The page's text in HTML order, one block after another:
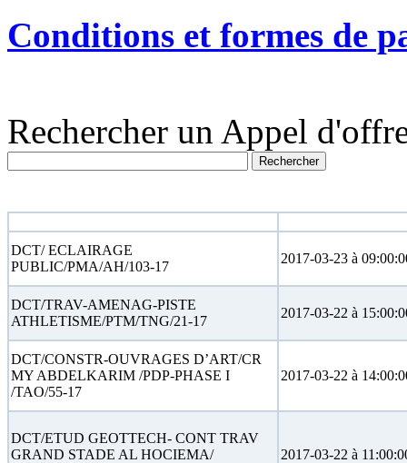
Conditions et formes de
Rechercher un Appel
DCT/ ECLAIRAGE
PUBLIC/PMA/AH/103-17
2017-03-23 à
DCT/TRAV-AMENAG-PISTE
ATHLETISME/PTM/TNG/21-17
2017-03-22 à
DCT/CONSTR-OUVRAGES D’ART/CR
MY ABDELKARIM /PDP-PHASE I
/TAO/55-17
2017-03-22 à
DCT/ETUD GEOTTECH- CONT TRAV
GRAND STADE AL HOCIEMA/
2017-03-22 à